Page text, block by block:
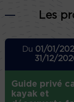
Les
Du 01/01/
31/12/
Guide privé
kayak et